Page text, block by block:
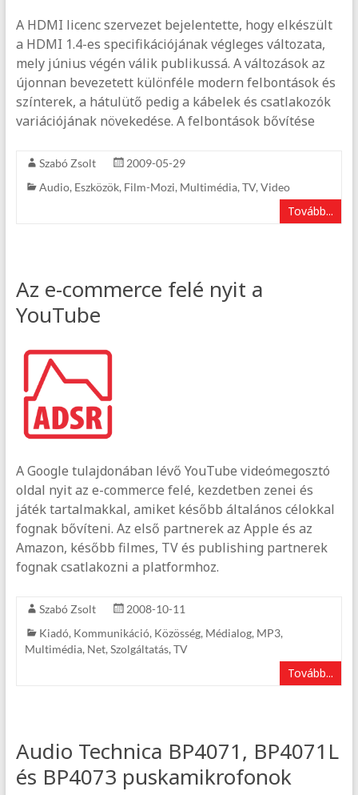
A HDMI licenc szervezet bejelentette, hogy elkészült
a HDMI 1.4-es specifikációjának végleges változata,
mely június végén válik publikussá. A változások az
újonnan bevezetett különféle modern felbontások és
színterek, a hátulütő pedig a kábelek és csatlakozók
variációjának növekedése. A felbontások bővítése
Szabó Zsolt
2009-05-29
Audio, Eszközök, Film-Mozi, Multimédia, TV, Video
Tovább...
Az e-commerce felé nyit a
YouTube
A Google tulajdonában lévő YouTube videómegosztó
oldal nyit az e-commerce felé, kezdetben zenei és
játék tartalmakkal, amiket később általános célokkal
fognak bővíteni. Az első partnerek az Apple és az
Amazon, később filmes, TV és publishing partnerek
fognak csatlakozni a platformhoz.
Szabó Zsolt
2008-10-11
Kiadó, Kommunikáció, Közösség, Médialog, MP3,
Multimédia, Net, Szolgáltatás, TV
Tovább...
Audio Technica BP4071, BP4071L
és BP4073 puskamikrofonok